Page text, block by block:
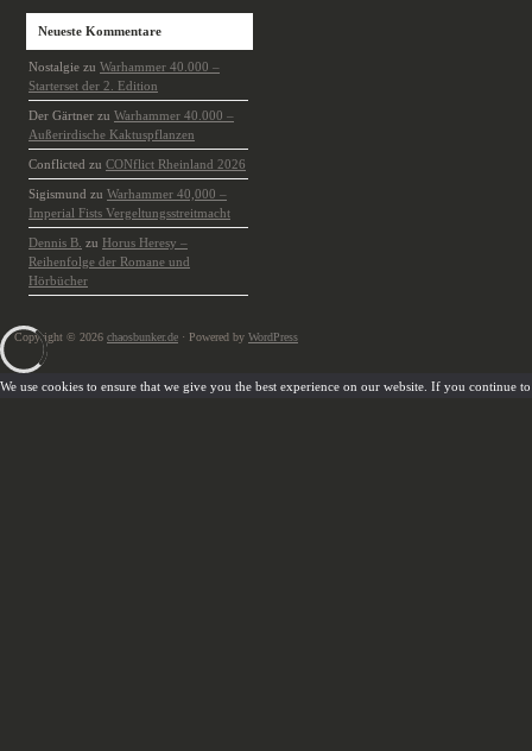
Neueste Kommentare
Nostalgie zu Warhammer 40.000 –
Starterset der 2. Edition
Der Gärtner zu Warhammer 40.000 –
Außerirdische Kaktuspflanzen
Conflicted zu CONflict Rheinland 2026
Sigismund zu Warhammer 40,000 –
Imperial Fists Vergeltungsstreitmacht
Dennis B. zu Horus Heresy –
Reihenfolge der Romane und
Hörbücher
Copyright © 2026 chaosbunker.de · Powered by WordPress
We use cookies to ensure that we give you the best experience on our website. If you continue